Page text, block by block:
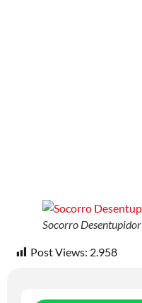
Socorro Desentupidor
Post Views: 2.958